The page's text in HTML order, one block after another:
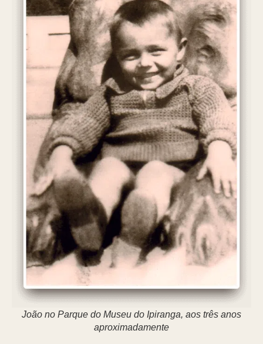
João no Parque do Museu do Ipiranga, aos três anos
aproximadamente